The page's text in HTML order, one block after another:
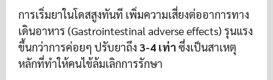
การเริ่มยาในโดสสูงทันที เพิ่มความเสี่ยงต่ออาการทาง
เดินอาหาร (Gastrointestinal adverse effects) รุนแรง
ขึ้นกว่าการค่อยๆ ปรับยาถึง 3-4 เท่า ซึ่งเป็นสาเหตุ
หลักที่ทำให้คนไข้ล้มเลิกการรักษา